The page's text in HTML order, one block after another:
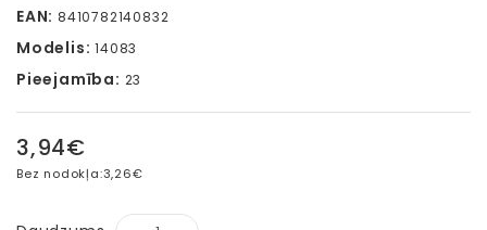
EAN: 8410782140832
Modelis: 14083
Pieejamība: 23
3,94€
Bez nodokļa:3,26€